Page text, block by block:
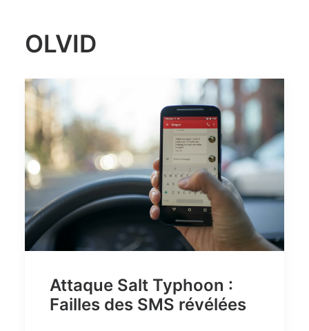
OLVID
Attaque Salt Typhoon :
Failles des SMS révélées